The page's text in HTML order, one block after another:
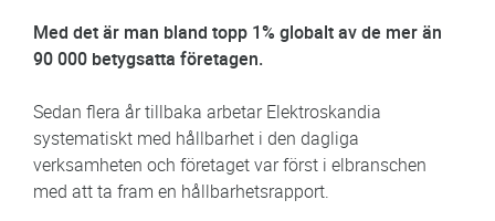
Med det är man bland topp 1% globalt av de mer än
90 000 betygsatta företagen.
Sedan flera år tillbaka arbetar Elektroskandia
systematiskt med hållbarhet i den dagliga
verksamheten och företaget var först i elbranschen
med att ta fram en hållbarhetsrapport.